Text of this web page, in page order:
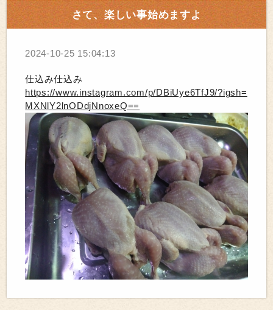
さて、楽しい事始めますよ
2024-10-25 15:04:13
仕込み仕込み
https://www.instagram.com/p/DBiUye6TfJ9/?igsh=
MXNlY2lnODdjNnoxeQ==